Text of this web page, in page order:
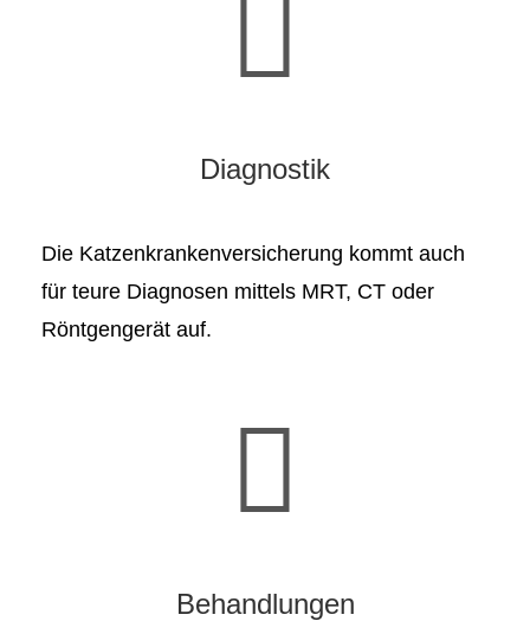
Diagnostik
Die Katzenkrankenversicherung kommt auch
für teure Diagnosen mittels MRT, CT oder
Röntgengerät auf.
Behandlungen